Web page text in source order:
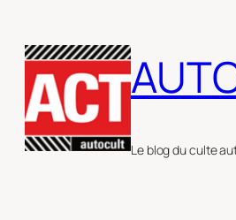
au
contenu
Le blog du culte